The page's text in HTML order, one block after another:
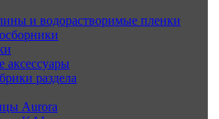
и водорастворимые пленки
аксессуары
раздела
Aurora